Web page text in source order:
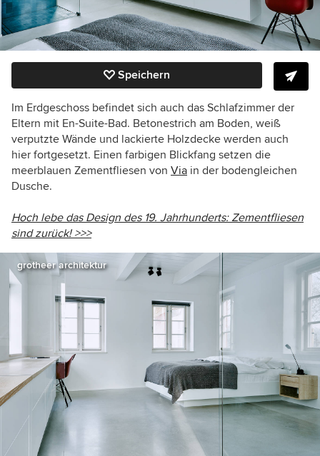
Speichern
Im Erdgeschoss befindet sich auch das Schlafzimmer der
Eltern mit En-Suite-Bad. Betonestrich am Boden, weiß
verputzte Wände und lackierte Holzdecke werden auch
hier fortgesetzt. Einen farbigen Blickfang setzen die
meerblauen Zementfliesen von Via in der bodengleichen
Dusche.
Hoch lebe das Design des 19. Jahrhunderts: Zementfliesen
sind zurück! >>>
grotheer architektur